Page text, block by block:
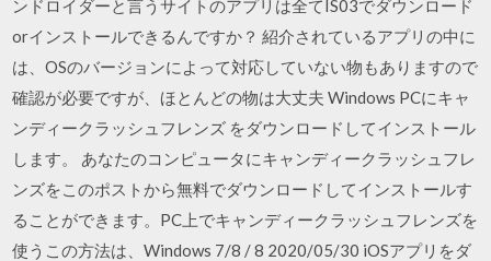
ンドロイダーと言うサイトのアプリは全てIS03でダウンロード
orインストールできるんですか？ 紹介されているアプリの中に
は、OSのバージョンによって対応していない物もありますので
確認が必要ですが、ほとんどの物は大丈夫 Windows PCにキャ
ンディークラッシュフレンズ をダウンロードしてインストール
します。 あなたのコンピュータにキャンディークラッシュフレ
ンズをこのポストから無料でダウンロードしてインストールす
ることができます。PC上でキャンディークラッシュフレンズを
使うこの方法は、Windows 7/8 / 8 2020/05/30 iOSアプリをダ